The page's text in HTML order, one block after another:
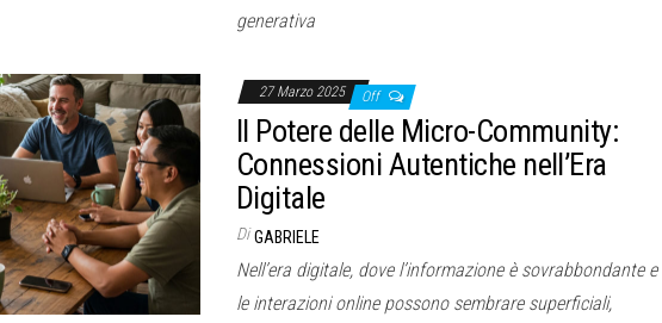
generativa
27 Marzo 2025 Off
Il Potere delle Micro-Community:
Connessioni Autentiche nell’Era
Digitale
Di GABRIELE
Nell’era digitale, dove l’informazione è sovrabbondante e
le interazioni online possono sembrare superficiali,